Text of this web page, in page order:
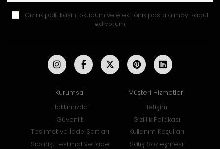
Gizlilik politikasını okudum ve elektronik posta almayı kabul
ediyorum.
Kurumsal
Hakkımızda
Güvenlik
Teslimat ve İade Şartları
Sipariş, Teslimat ve İade
Müşteri Hizmetleri
İletişim
Gizlilik Politikası
Kullanım Koşulları
Satış Sözleşmesi